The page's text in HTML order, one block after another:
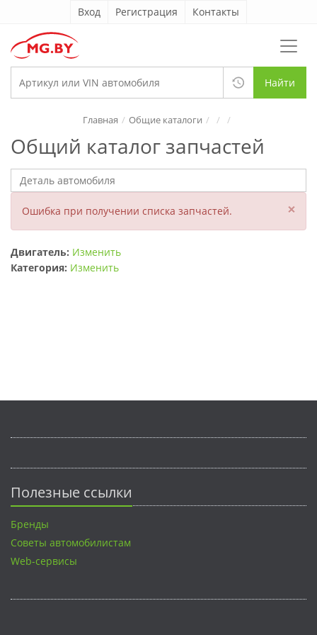
Вход Регистрация Контакты
Найти
Общий каталог запчастей
Главная Общие каталоги
Ошибка при получении списка запчастей. ×
Двигатель: Изменить
Категория: Изменить
Полезные ссылки
Бренды
Советы автомобилистам
Web-сервисы